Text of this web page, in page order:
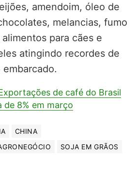
amendoim, óleo de
melancias, fumo
para cães e
atingindo recordes de
de café do Brasil
de 8% em março
CHINA
SOJA EM GRÃOS